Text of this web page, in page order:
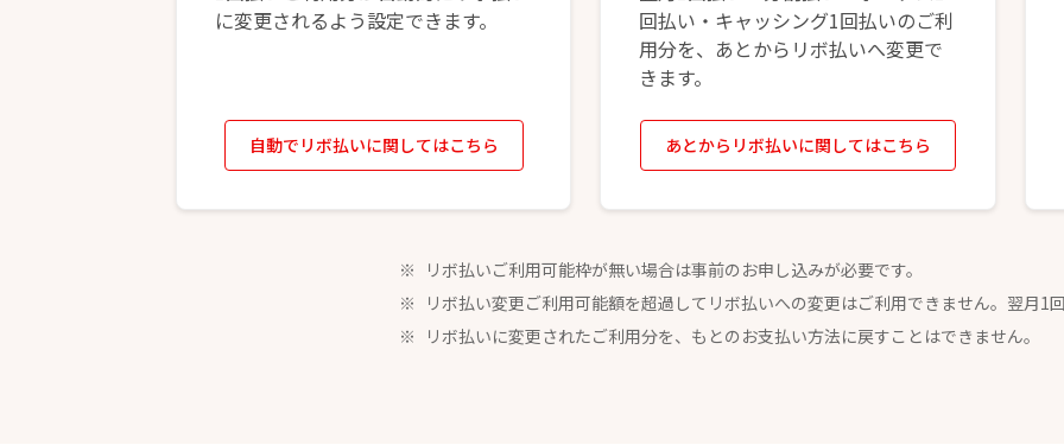
に変更されるよう設定できます。
自動でリボ払いに関してはこちら
回払い・キャッシング1回払いのご利
用分を、あとからリボ払いへ変更で
きます。
あとからリボ払いに関してはこちら
リボ払いご利用可能枠が無い場合は事前のお申し込みが必要です。
リボ払い変更ご利用可能額を超過してリボ払いへの変更はご利用できません。翌月1
リボ払いに変更されたご利用分を、もとのお支払い方法に戻すことはできません。